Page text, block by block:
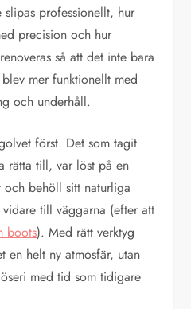
professionellt, hur
precision och hur
så att det inte bara
mer funktionellt med
och underhåll.
först. Det som tagit
rätta till, var löst på en
behöll sitt naturliga
till väggarna (efter att
boots). Med rätt verktyg
en helt ny atmosfär, utan
med tid som tidigare